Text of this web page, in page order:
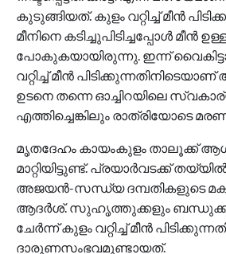
കുടുങ്ങിയത്. കുളം വറ്റിച്ച് മീൻ
മീനിനെ കടിച്ചുപിടിച്ചപ്പോൾ മീന്‍
പോകുകയായിരുന്നു. ഇന്ന്
വറ്റിച്ച് മീൻ
ഉടനെ തന്നെ ഓച്ചിറയിലെ
എത്തിച്ചെങ്കിലും രാത്രിയോടെ
മൃതദേഹം കായംകുളം താലൂക്ക്
മാറ്റിയിട്ടുണ്ട്. പ്രയാര്‍വടക്ക്
അജയൻ-സന്ധ്യ ദമ്പതികളുടെ
ആദർശ്. സുഹൃത്തുക്കളും
ചേർന്ന് കുളം വറ്റിച്ച് മീൻ
ദാരുണസംഭവമുണ്ടായത്.